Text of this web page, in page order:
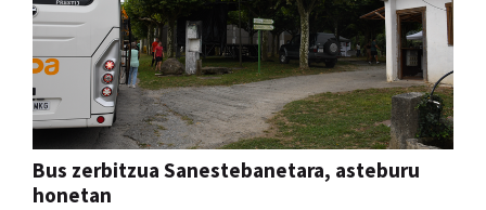
Bus zerbitzua Sanestebanetara, asteburu
honetan